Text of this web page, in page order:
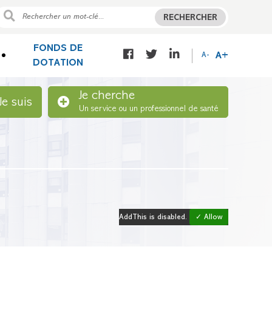
RECHERCHER
FONDS DE
DOTATION
A- A+
suis
Je cherche
Un service ou un professionnel de santé
AddThis is disabled. ✓ Allow